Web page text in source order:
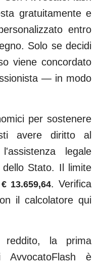
gratuitamente e
entro
Solo se decidi
viene concordato
— in modo
per sostenere
avere diritto al
legale
Stato. Il limite
€ 13.659,64. Verifica
il calcolatore qui
reddito, la prima
AvvocatoFlash è